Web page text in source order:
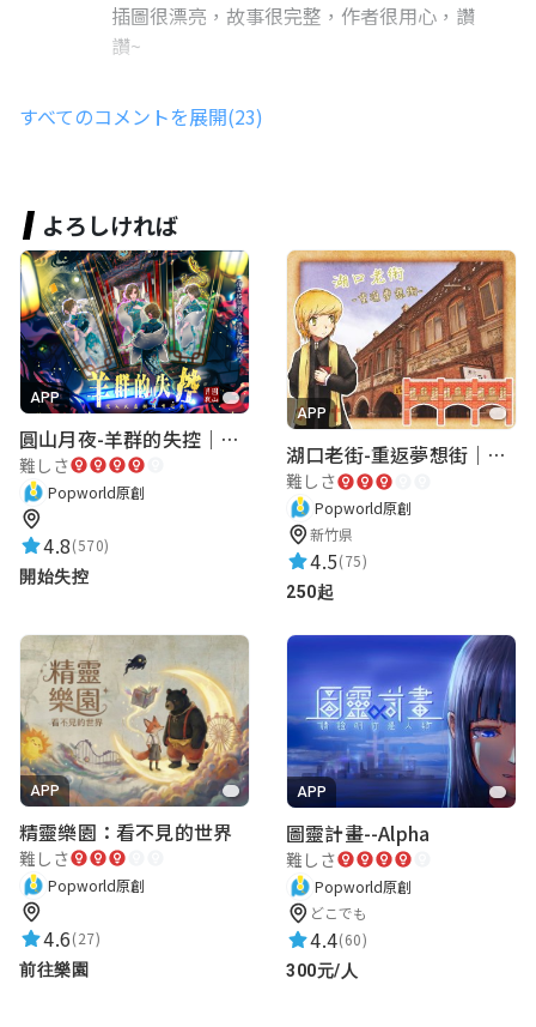
插圖很漂亮，故事很完整，作者很用心，讚
讚~
很不錯唷
鄧之妙
2024-05-19 12:25:16 ★★★★★
讚！！！
wzmf219795
★★★★★
故事內容很讚，有幾題難度有點高😂不過還
Wendy Hsu
2022-02-13 12:19:12 ★★★★★
很讚 推推
張凱森
2022-02-13 12:18:41
★★★★★
故事寫的很棒 很有代入感
唯一一個解比卡的是松鼠那關
すべてのコメントを展開(23)
よろしければ
APP
圓山月夜-羊群的失控｜圓山飯店 ARG實境解謎遊戲
難しさ
Popworld原創
4.8(570)
開始失控
APP
湖口老街-重返夢想街｜新竹老街城市解謎
難しさ
Popworld原創
新竹県
4.5(75)
250起
APP
精靈樂園：看不見的世界
難しさ
Popworld原創
4.6(27)
前往樂園
APP
圖靈計畫--Alpha
難しさ
Popworld原創
どこでも
4.4(60)
300元/人